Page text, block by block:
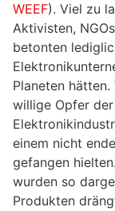
WEEF). Viel zu
Aktivisten,
betonten
Planeten
willige Opfer
einem nicht
gefangen
wurden so
Produkten